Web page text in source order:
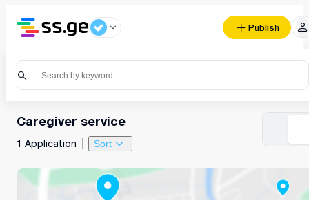
Publish
Caregiver service
1 Application Sort